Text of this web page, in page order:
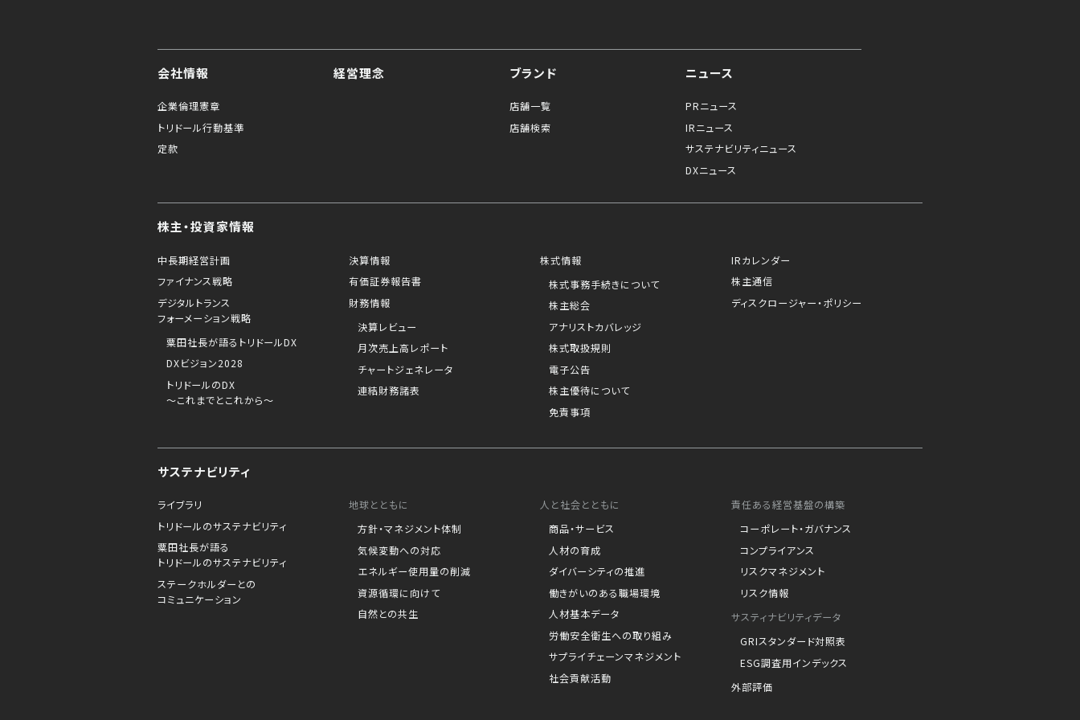
会社情報
企業倫理憲章
トリドール行動基準
定款
経営理念 ブランド
店舗一覧
店舗検索
ニュース
PRニュース
IRニュース
サステナビリティニュース
DXニュース
株主・投資家情報
中長期経営計画
ファイナンス戦略
デジタルトランス
フォーメーション戦略
粟田社長が語るトリドールDX
DXビジョン2028
トリドールのDX
～これまでとこれから～
決算情報
有価証券報告書
財務情報
決算レビュー
月次売上高レポート
チャートジェネレータ
連結財務諸表
株式情報
株式事務手続きについて
株主総会
アナリストカバレッジ
株式取扱規則
電子公告
株主優待について
免責事項
IRカレンダー
株主通信
ディスクロージャー・ポリシー
サステナビリティ
ライブラリ
トリドールのサステナビリティ
粟田社長が語る
トリドールのサステナビリティ
ステークホルダーとの
コミュニケーション
地球とともに
方針・マネジメント体制
気候変動への対応
エネルギー使用量の削減
資源循環に向けて
自然との共生
人と社会とともに
商品・サービス
人材の育成
ダイバーシティの推進
働きがいのある職場環境
人材基本データ
労働安全衛生への取り組み
サプライチェーンマネジメント
社会貢献活動
責任ある経営基盤の構築
コーポレート・ガバナンス
コンプライアンス
リスクマネジメント
リスク情報
サスティナビリティデータ
GRIスタンダード対照表
ESG調査用インデックス
外部評価